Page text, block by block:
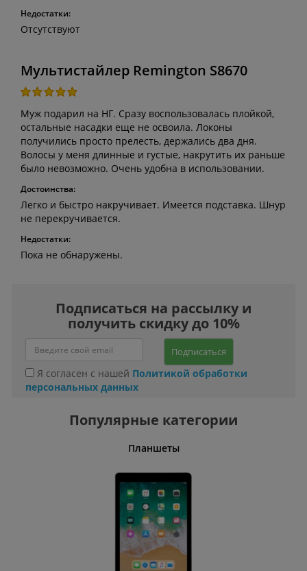
Недостатки:
Отсутствуют
Мультистайлер Remington S8670
Муж подарил на НГ. Сразу воспользовалась плойкой,
остальные насадки еще не освоила. Локоны
получились просто прелесть, держались два дня.
Волосы у меня длинные и густые, накрутить их раньше
было невозможно. Очень удобна в использовании.
Достоинства:
Легко и быстро накручивает. Имеется подставка. Шнур
не перекручивается.
Недостатки:
Пока не обнаружены.
Подписаться на рассылку и
получить скидку до 10%
Подписаться
Я согласен с нашей Политикой обработки
персональных данных
Популярные категории
Планшеты